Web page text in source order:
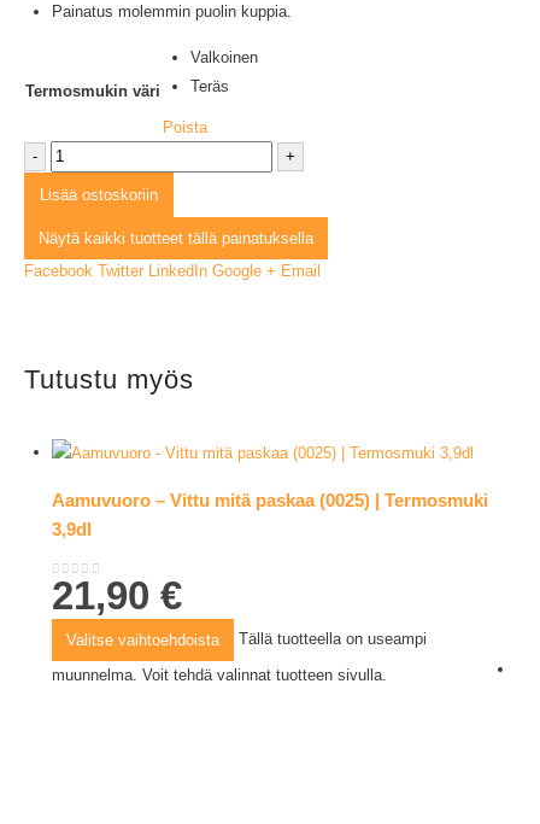
Painatus molemmin puolin kuppia.
Termosmukin väri
Valkoinen
Teräs
Poista
-
+
Lisää ostoskoriin
Näytä kaikki tuotteet tällä painatuksella
Facebook Twitter LinkedIn Google + Email
Tutustu myös
Aamuvuoro – Vittu mitä paskaa (0025) | Termosmuki
3,9dl
0out of 5
21,90€
Valitse vaihtoehdoista Tällä tuotteella on useampi
muunnelma. Voit tehdä valinnat tuotteen sivulla.